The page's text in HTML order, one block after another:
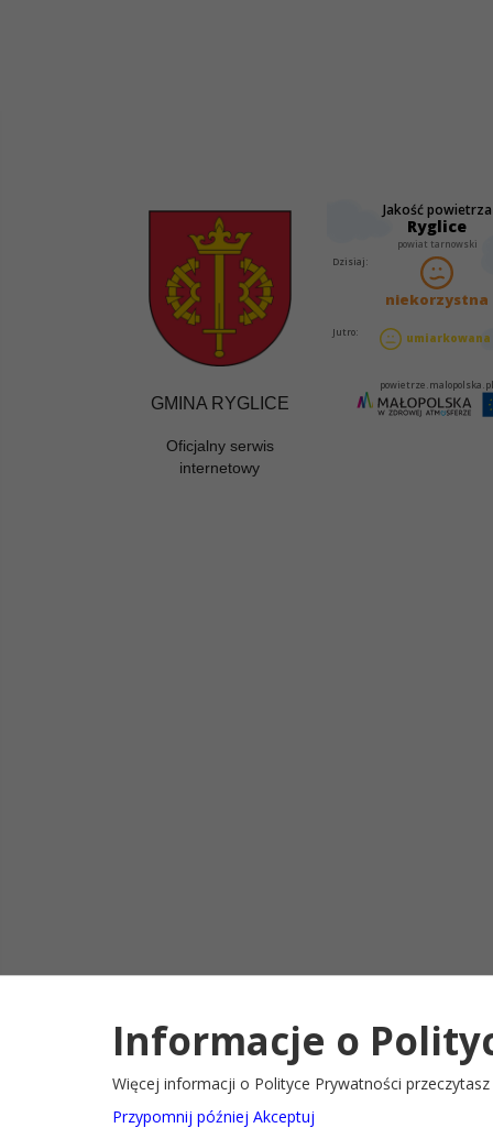
GMINA RYGLICE
Oficjalny serwis
internetowy
2022@ Oficjalny serwis internetowy Gminy Ryglice Deklaracja
Informacje o
Więcej informacji o Polityce Prywatności przeczytasz
Przypomnij później Akceptuj